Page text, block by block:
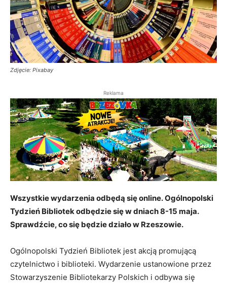
Zdjęcie: Pixabay
Reklama
Wszystkie wydarzenia odbędą się online. Ogólnopolski
Tydzień Bibliotek odbędzie się w dniach 8-15 maja.
Sprawdźcie, co się będzie działo w Rzeszowie.
Ogólnopolski Tydzień Bibliotek jest akcją promującą
czytelnictwo i biblioteki. Wydarzenie ustanowione przez
Stowarzyszenie Bibliotekarzy Polskich i odbywa się